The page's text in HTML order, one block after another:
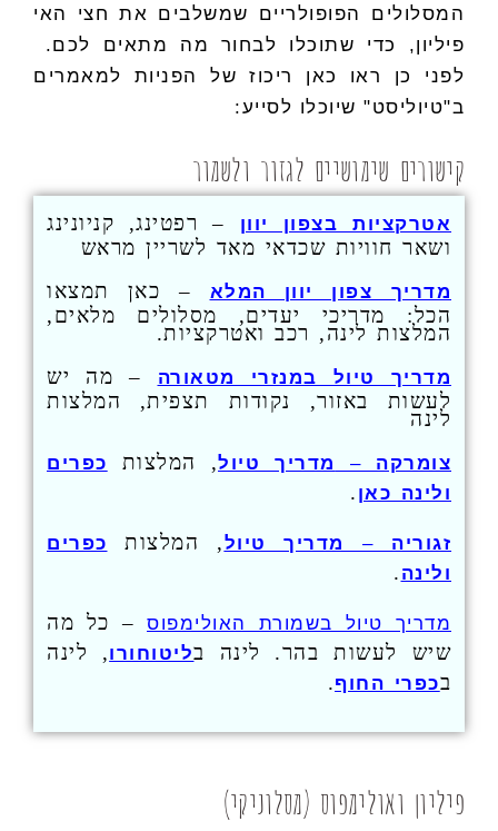
המסלולים הפופולריים שמשלבים את חצי האי
פיליון, כדי שתוכלו לבחור מה מתאים לכם.
לפני כן ראו כאן ריכוז של הפניות למאמרים
ב"טיוליסט" שיוכלו לסייע:
קישורים שימושיים לגזור ולשמור
אטרקציות בצפון יוון
– רפטינג, קניונינג
ושאר חוויות שכדאי מאד לשריין מראש
מדריך צפון יוון המלא – כאן תמצאו
הכל: מדריכי יעדים, מסלולים מלאים,
המלצות לינה, רכב ואטרקציות.
מדריך טיול במנזרי מטאורה
– מה יש
לעשות באזור, נקודות תצפית, המלצות
לינה
צומרקה – מדריך טיול, המלצות
כפרים
ולינה כאן .
זגוריה – מדריך טיול, המלצות
כפרים
ולינה .
מדריך טיול בשמורת האולימפוס– כל מה
שיש לעשות בהר. לינה בליטוחורו, לינה
בכפרי החוף.
פיליון ואולימפוס (מסלוניקי)